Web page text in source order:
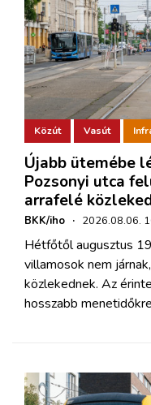
Közút Vasút
Újabb ütemébe
Pozsonyi utca
arrafelé
BKK/iho · 2026.08.06.
Hétfőtől augusztus
villamosok nem
közlekednek. Az
hosszabb